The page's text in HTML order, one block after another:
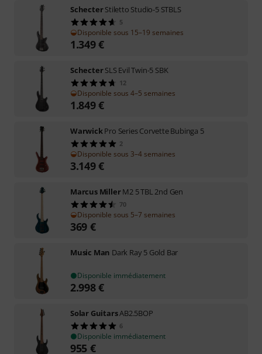
SchecterStiletto Studio-5 STBLS
5
Disponible sous 15–19 semaines
1.349€
SchecterSLS Evil Twin-5 SBK
12
Disponible sous 4–5 semaines
1.849€
WarwickPro Series Corvette Bubinga 5
2
Disponible sous 3–4 semaines
3.149€
Marcus MillerM2 5 TBL 2nd Gen
70
Disponible sous 5–7 semaines
369 €
Music Man Dark Ray 5 Gold Bar
Disponible immédiatement
2.998€
Solar GuitarsAB2.5BOP
6
Disponible immédiatement
955 €